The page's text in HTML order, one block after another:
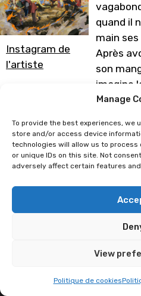
Manage
To provide the best experiences, we
store and/or access device
technologies will allow us to
or unique IDs on this site. Not
adversely affect certain features
View
Politique de cookies
Instagram de
l'artiste
quand il
main
Après
son
imagine
Supermesange